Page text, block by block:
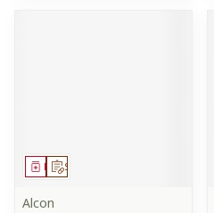
Sur prescription
Médicament
Alcon